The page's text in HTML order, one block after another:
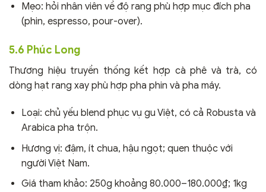
Mẹo: hỏi nhân viên về độ rang phù hợp mục đích pha
(phin, espresso, pour-over).
5.6 Phúc Long
Thương hiệu truyền thống kết hợp cà phê và trà, có
dòng hạt rang xay phù hợp pha phin và pha máy.
Loại: chủ yếu blend phục vụ gu Việt, có cả Robusta và
Arabica pha trộn.
Hương vị: đậm, ít chua, hậu ngọt; quen thuộc với
người Việt Nam.
Giá tham khảo: 250g khoảng 80.000–180.000₫; 1kg